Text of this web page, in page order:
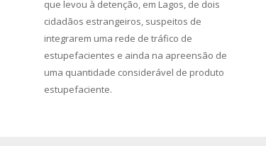
que levou à detenção, em Lagos, de dois
cidadãos estrangeiros, suspeitos de
integrarem uma rede de tráfico de
estupefacientes e ainda na apreensão de
uma quantidade considerável de produto
estupefaciente.